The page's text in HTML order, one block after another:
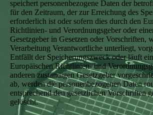
speichert personenbezogene Daten der
für den Zeitraum, der zur Erreichung des
erforderlich ist oder sofern dies durch den
Richtlinien- und Verordnungsgeber oder
Gesetzgeber in Gesetzen oder Vorschriften,
Verarbeitung Verantwortliche unterliegt,
Entfällt der Speicherungszweck oder läuft
Europäischen Richtlinien- und
anderen zuständigen Gesetzgeber
ab, werden die personenbezogenen Daten
entsprechend den gesetzlichen Vorschriften
gelöscht.